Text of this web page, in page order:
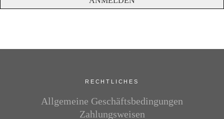
RECHTLICHES
Allgemeine Geschäftsbedingungen
Zahlungsweisen